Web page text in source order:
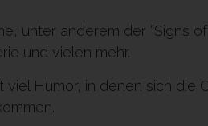
unter anderem der “Signs
und vielen mehr.
Humor, in denen sich die